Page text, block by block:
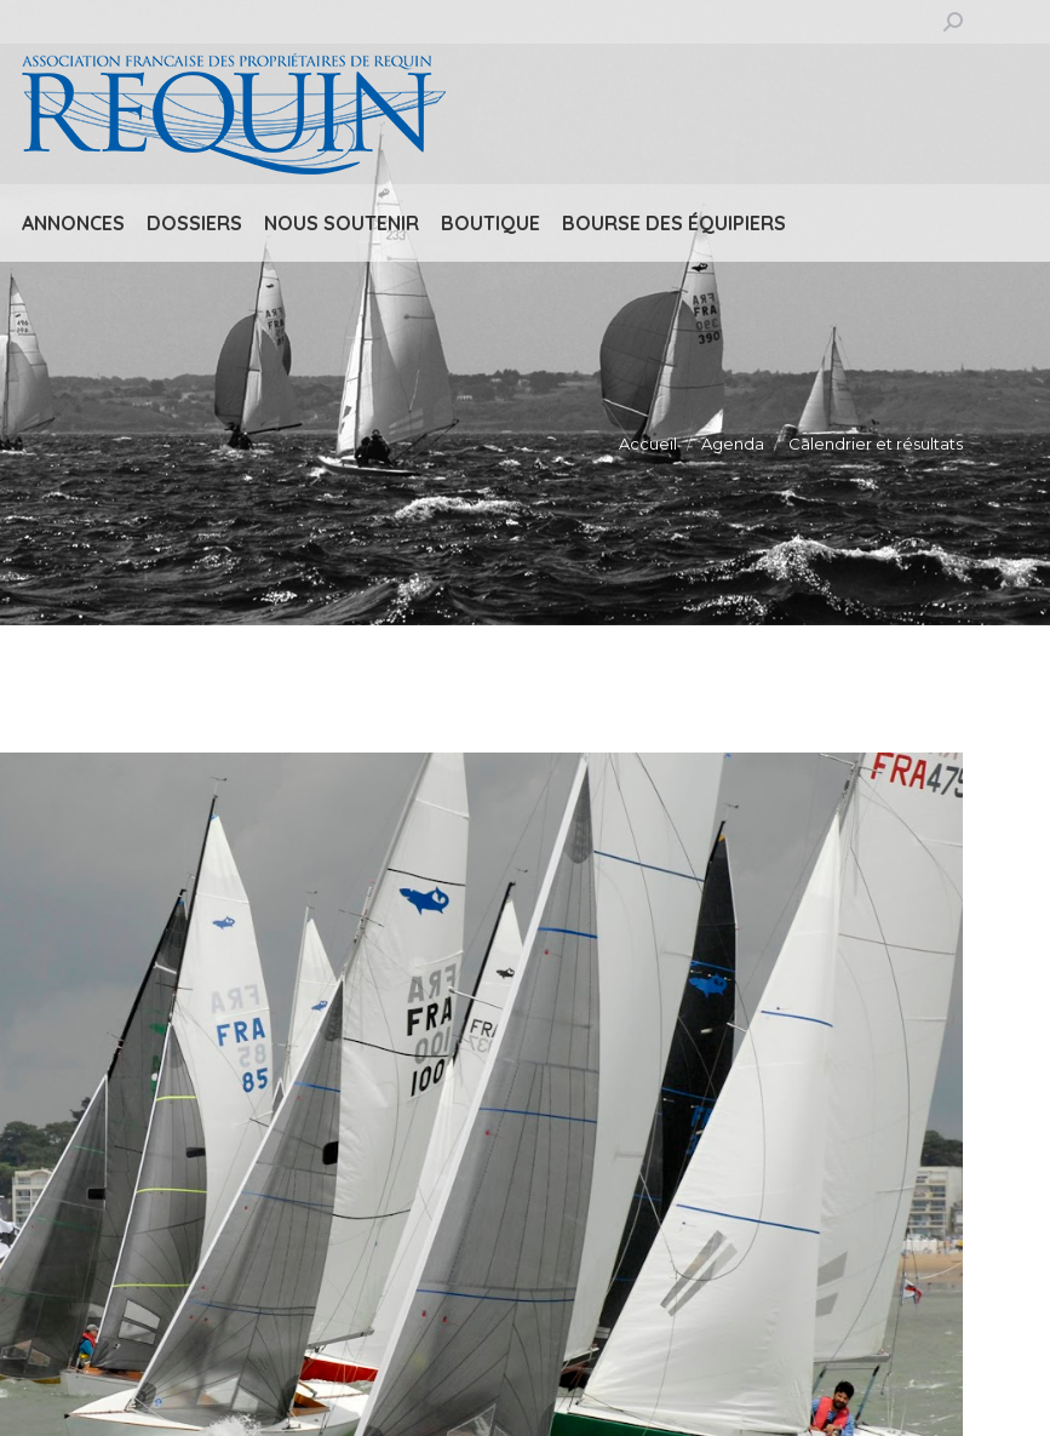
Recherche
ANNONCES DOSSIERS NOUS SOUTENIR BOUTIQUE BOURSE DES ÉQUIPIERS
Accueil Agenda Calendrier et résultats